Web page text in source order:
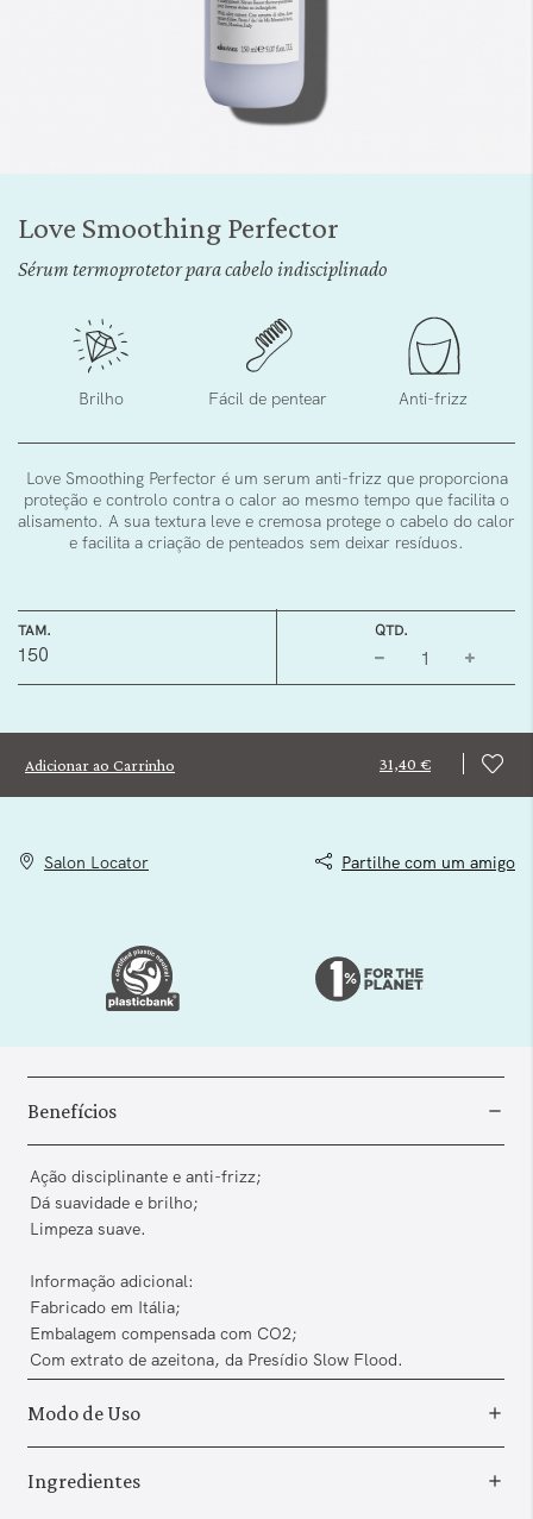
início
Love Smoothing Perfector
Sérum termoprotetor para cabelo indisciplinado
Brilho Fácil de pentear Anti-frizz
Love Smoothing Perfector é um serum anti-frizz que proporciona
proteção e controlo contra o calor ao mesmo tempo que facilita o
alisamento. A sua textura leve e cremosa protege o cabelo do calor
e facilita a criação de penteados sem deixar resíduos.
Adicionar ao Carrinho 31,40 €
TAM. QTD.
150
Salon Locator Partilhe com um amigo
Benefícios
Ação disciplinante e anti-frizz;
Dá suavidade e brilho;
Limpeza suave.
Informação adicional:
Fabricado em Itália;
Embalagem compensada com CO2;
Com extrato de azeitona, da Presídio Slow Flood.
Modo de Uso
Ingredientes